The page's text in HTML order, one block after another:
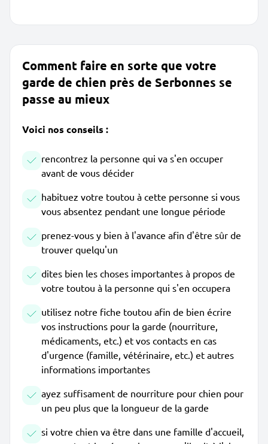
Comment faire en sorte que votre
garde de chien près de Serbonnes se
passe au mieux
Voici nos conseils :
rencontrez la personne qui va s'en occuper
avant de vous décider
habituez votre toutou à cette personne si vous
vous absentez pendant une longue période
prenez-vous y bien à l'avance afin d'être sûr de
trouver quelqu'un
dites bien les choses importantes à propos de
votre toutou à la personne qui s'en occupera
utilisez notre fiche toutou afin de bien écrire
vos instructions pour la garde (nourriture,
médicaments, etc.) et vos contacts en cas
d'urgence (famille, vétérinaire, etc.) et autres
informations importantes
ayez suffisament de nourriture pour chien pour
un peu plus que la longueur de la garde
si votre chien va être dans une famille d'accueil,